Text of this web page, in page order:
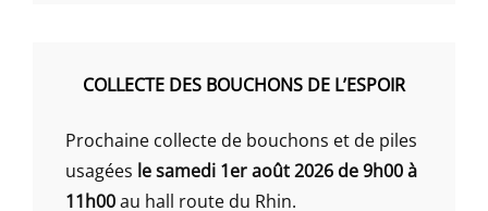
COLLECTE DES BOUCHONS DE L’ESPOIR
Prochaine collecte de bouchons et de piles
usagées le samedi 1er août 2026 de 9h00 à
11h00au hall route du Rhin.